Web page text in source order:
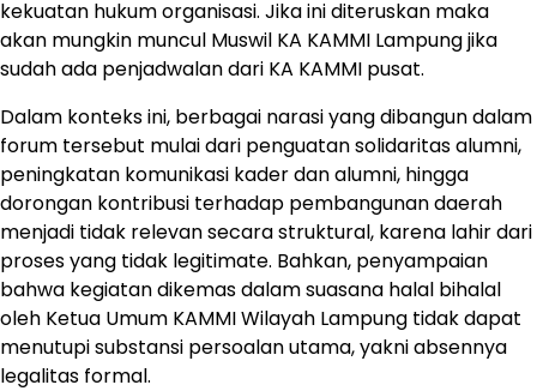
kekuatan hukum organisasi. Jika ini diteruskan maka
akan mungkin muncul Muswil KA KAMMI Lampung jika
sudah ada penjadwalan dari KA KAMMI pusat.
Dalam konteks ini, berbagai narasi yang dibangun dalam
forum tersebut mulai dari penguatan solidaritas alumni,
peningkatan komunikasi kader dan alumni, hingga
dorongan kontribusi terhadap pembangunan daerah
menjadi tidak relevan secara struktural, karena lahir dari
proses yang tidak legitimate. Bahkan, penyampaian
bahwa kegiatan dikemas dalam suasana halal bihalal
oleh Ketua Umum KAMMI Wilayah Lampung tidak dapat
menutupi substansi persoalan utama, yakni absennya
legalitas formal.